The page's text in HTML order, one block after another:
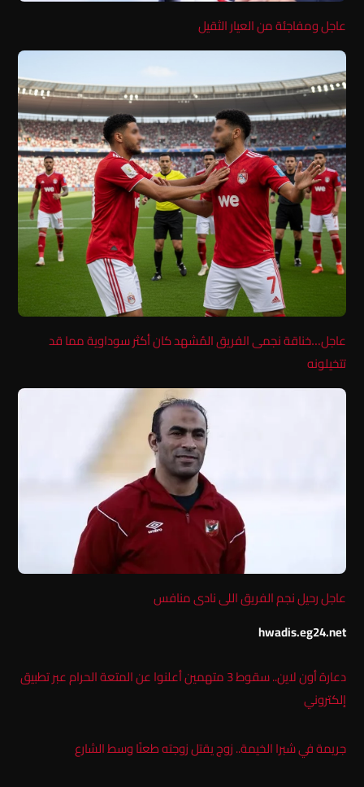
عاجل ومفاجئة من العيار الثقيل
عاجل…خناقة نجمى الفريق المُشهد كان أكثر سوداوية مما قد
تتخيلونه
عاجل رحيل نجم الفريق اللى نادى منافس
hwadis.eg24.net
دعارة أون لاين.. سقوط 3 متهمين أعلنوا عن المتعة الحرام عبر تطبيق
إلكتروني
جريمة في شبرا الخيمة.. زوج يقتل زوجته طعنًا وسط الشارع